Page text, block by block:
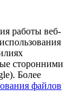
работы веб-
сторонними
Более
файлов